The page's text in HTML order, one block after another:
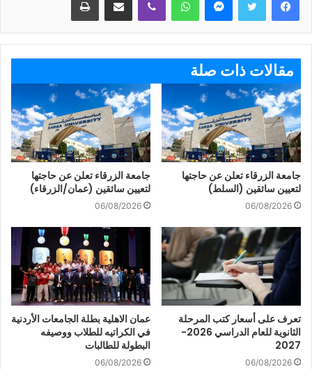
مقالات ذات صلة
جامعة الزرقاء تعلن عن حاجتها
لتعيين سائقين (السلط)
06/08/2026
جامعة الزرقاء تعلن عن حاجتها
لتعيين سائقين (عمان/الزرقاء)
06/08/2026
تعرف على أسعار كتب المرحلة
الثانوية للعام الدراسي 2026-
2027
06/08/2026
عمان الاهلية بطلة الجامعات الأردنية
في الكراتيه للطلاب ووصيفه
البطولة للطالبات
06/08/2026